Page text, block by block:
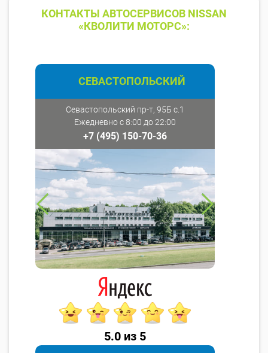
КОНТАКТЫ АВТОСЕРВИСОВ NISSAN
«КВОЛИТИ МОТОРС»:
СЕВАСТОПОЛЬСКИЙ
Севастопольский пр-т, 95Б с.1
Ежедневно с 8:00 до 22:00
+7 (495) 150-70-36
5.0 из 5